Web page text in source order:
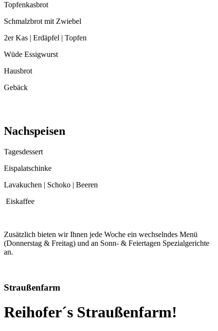
Topfenkasbrot
Schmalzbrot mit Zwiebel
2er Kas | Erdäpfel | Topfen
Wüde Essigwurst
Hausbrot
Gebäck
Nachspeisen
Tagesdessert
Eispalatschinke
Lavakuchen | Schoko | Beeren
Eiskaffee
Zusätzlich bieten wir Ihnen jede Woche ein wechselndes Menü
(Donnerstag & Freitag) und an Sonn- & Feiertagen Spezialgerichte
an.
Straußenfarm
Reihofer´s Straußenfarm!